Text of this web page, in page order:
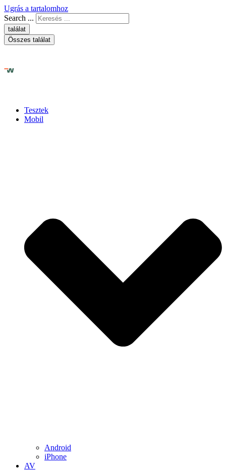
Ugrás a tartalomhoz
Search ...
találat
Összes találat
Tesztek
Mobil
Android
iPhone
AV